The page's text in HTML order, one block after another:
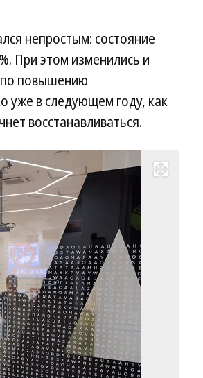
непростым: состояние
При этом изменились и
по повышению
уже в следующем году, как
восстанавливаться.
Развернуть на весь экран